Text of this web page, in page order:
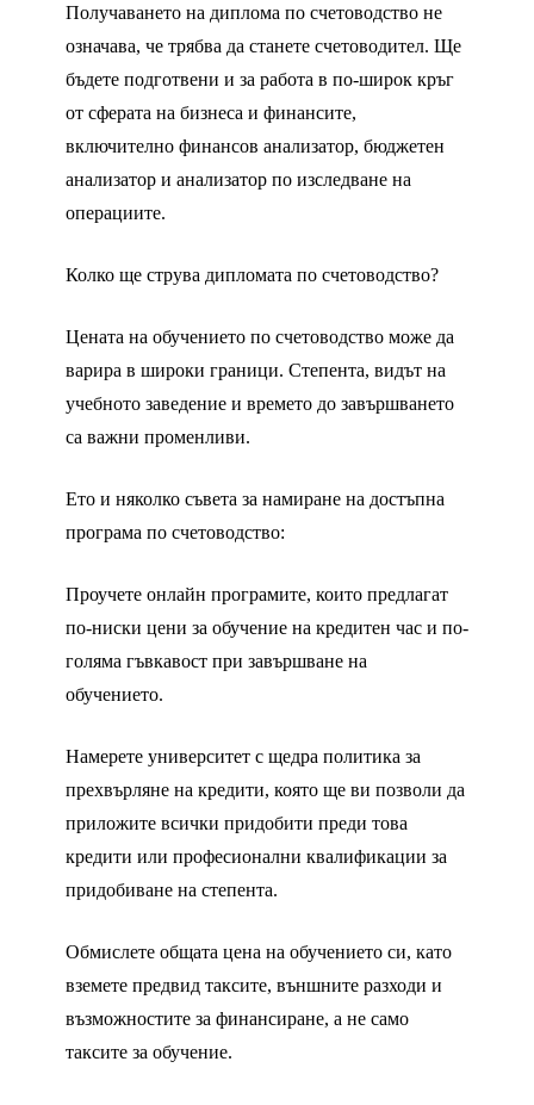
Получаването на диплома по счетоводство не
означава, че трябва да станете счетоводител. Ще
бъдете подготвени и за работа в по-широк кръг
от сферата на бизнеса и финансите,
включително финансов анализатор, бюджетен
анализатор и анализатор по изследване на
операциите.
Колко ще струва дипломата по счетоводство?
Цената на обучението по счетоводство може да
варира в широки граници. Степента, видът на
учебното заведение и времето до завършването
са важни променливи.
Ето и няколко съвета за намиране на достъпна
програма по счетоводство:
Проучете онлайн програмите, които предлагат
по-ниски цени за обучение на кредитен час и по-
голяма гъвкавост при завършване на
обучението.
Намерете университет с щедра политика за
прехвърляне на кредити, която ще ви позволи да
приложите всички придобити преди това
кредити или професионални квалификации за
придобиване на степента.
Обмислете общата цена на обучението си, като
вземете предвид таксите, външните разходи и
възможностите за финансиране, а не само
таксите за обучение.